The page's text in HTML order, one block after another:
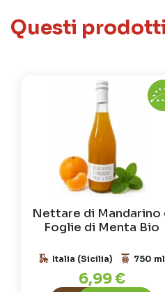
Questi
Nettare di Mandarino
Foglie di Menta Bio
Italia (Sicilia) 750 ml
6,99 €